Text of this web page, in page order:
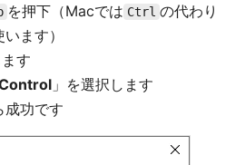
を押下（Macでは Ctrl の代わり
ます）
す
」を選択します
成功です